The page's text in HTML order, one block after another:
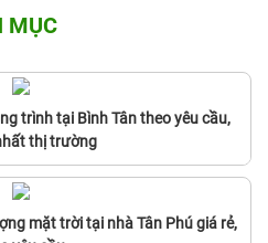
MỤC
trình tại Bình Tân theo yêu cầu,
thị trường
mặt trời tại nhà Tân Phú giá rẻ,